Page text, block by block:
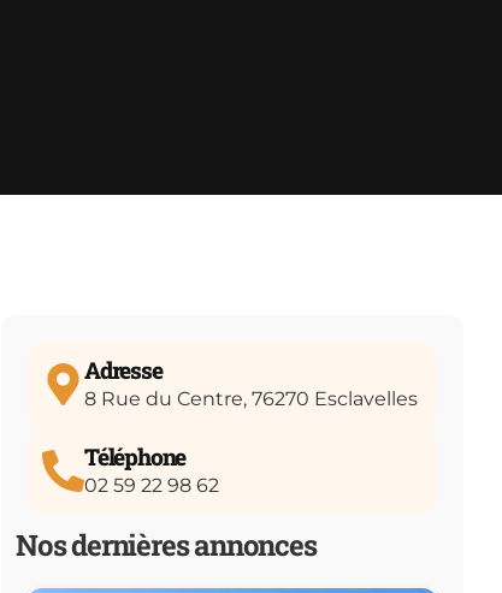
Adresse
8 Rue du Centre, 76270 Esclavelles
Téléphone
02 59 22 98 62
Nos dernières annonces